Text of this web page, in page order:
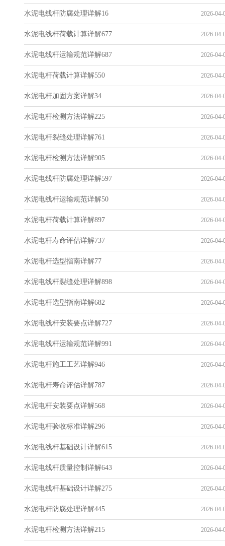
水泥电线杆防腐处理详解16 2026-04-
水泥电线杆荷载计算详解677 2026-04-
水泥电线杆运输规范详解687 2026-04-
水泥电杆荷载计算详解550 2026-04-
水泥电杆加固方案详解34 2026-04-
水泥电杆检测方法详解225 2026-04-
水泥电杆裂缝处理详解761 2026-04-
水泥电杆检测方法详解905 2026-04-
水泥电线杆防腐处理详解597 2026-04-
水泥电线杆运输规范详解50 2026-04-
水泥电杆荷载计算详解897 2026-04-
水泥电杆寿命评估详解737 2026-04-
水泥电杆选型指南详解77 2026-04-
水泥电线杆裂缝处理详解898 2026-04-
水泥电杆选型指南详解682 2026-04-
水泥电线杆安装要点详解727 2026-04-
水泥电线杆运输规范详解991 2026-04-
水泥电杆施工工艺详解946 2026-04-
水泥电杆寿命评估详解787 2026-04-
水泥电杆安装要点详解568 2026-04-
水泥电杆验收标准详解296 2026-04-
水泥电线杆基础设计详解615 2026-04-
水泥电线杆质量控制详解643 2026-04-
水泥电线杆基础设计详解275 2026-04-
水泥电杆防腐处理详解445 2026-04-
水泥电杆检测方法详解215 2026-04-